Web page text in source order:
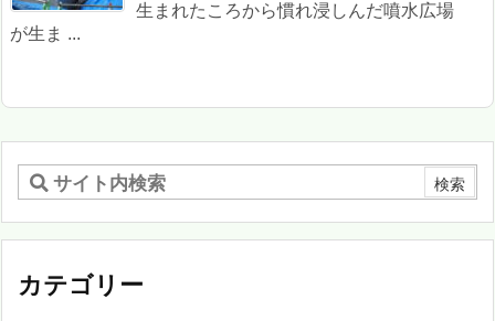
生まれたころから慣れ浸しんだ噴水広場
が生ま ...
カテゴリー